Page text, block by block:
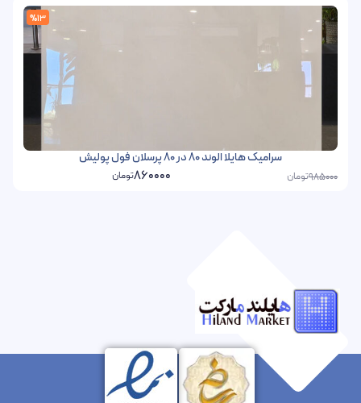
%13
سرامیک هایلا الوند 80 در 80 پرسلان فول پولیش
985000تومان 860000تومان